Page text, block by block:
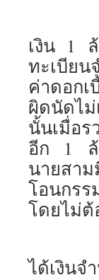
ตัวอย่
เงิน 1
ทะเบียน
ค่าดอก
ผิดนัดไม่
นั้นเมื่อ
อีก 1 ล้
นายสาม
โอนกรร
โดยไม่
3. ถ้า
ได้เงินจ